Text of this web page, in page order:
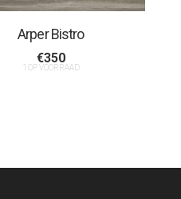
Arper Bistro
€350
1 OP VOORRAAD